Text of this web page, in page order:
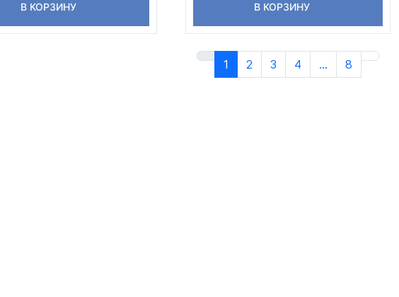
В КОРЗИНУ В КОРЗИНУ
1 2 3 4 ... 8